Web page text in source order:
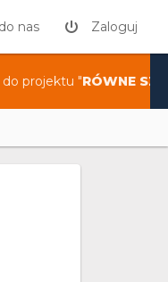
nas Zaloguj
projektu "RÓWNE